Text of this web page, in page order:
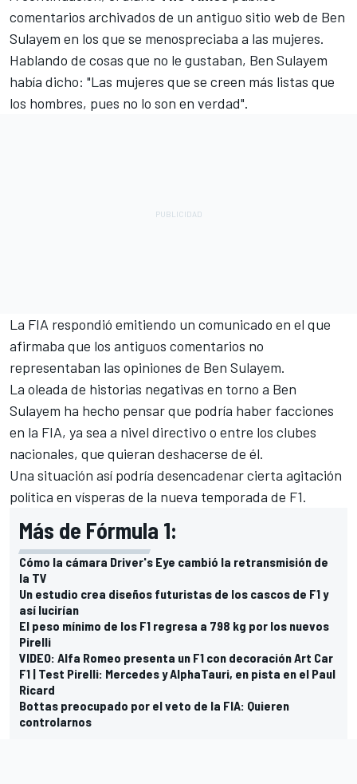
comentarios archivados de un antiguo sitio web de Ben
Sulayem en los que se menospreciaba a las mujeres.
Hablando de cosas que no le gustaban, Ben Sulayem
había dicho: "Las mujeres que se creen más listas que
los hombres, pues no lo son en verdad".
La FIA respondió emitiendo un comunicado en el que
afirmaba que los antiguos comentarios no
representaban las opiniones de Ben Sulayem.
La oleada de historias negativas en torno a Ben
Sulayem ha hecho pensar que podría haber facciones
en la FIA, ya sea a nivel directivo o entre los clubes
nacionales, que quieran deshacerse de él.
Una situación así podría desencadenar cierta agitación
política en vísperas de la nueva temporada de F1.
Más de Fórmula 1:
Cómo la cámara Driver's Eye cambió la retransmisión de
la TV
Un estudio crea diseños futuristas de los cascos de F1 y
así lucirían
El peso mínimo de los F1 regresa a 798 kg por los nuevos
Pirelli
VIDEO: Alfa Romeo presenta un F1 con decoración Art Car
F1 | Test Pirelli: Mercedes y AlphaTauri, en pista en el Paul
Ricard
Bottas preocupado por el veto de la FIA: Quieren
controlarnos